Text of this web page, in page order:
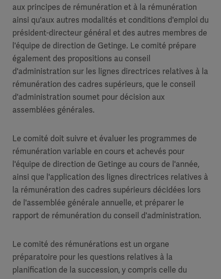
aux principes de rémunération et à la rémunération
ainsi qu'aux autres modalités et conditions d'emploi du
président-directeur général et des autres membres de
l'équipe de direction de Getinge. Le comité prépare
également des propositions au conseil
d'administration sur les lignes directrices relatives à la
rémunération des cadres supérieurs, que le conseil
d'administration soumet pour décision aux
assemblées générales.
Le comité doit suivre et évaluer les programmes de
rémunération variable en cours et achevés pour
l'équipe de direction de Getinge au cours de l'année,
ainsi que l'application des lignes directrices relatives à
la rémunération des cadres supérieurs décidées lors
de l'assemblée générale annuelle, et préparer le
rapport de rémunération du conseil d'administration.
Le comité des rémunérations est un organe
préparatoire pour les questions relatives à la
planification de la succession, y compris celle du